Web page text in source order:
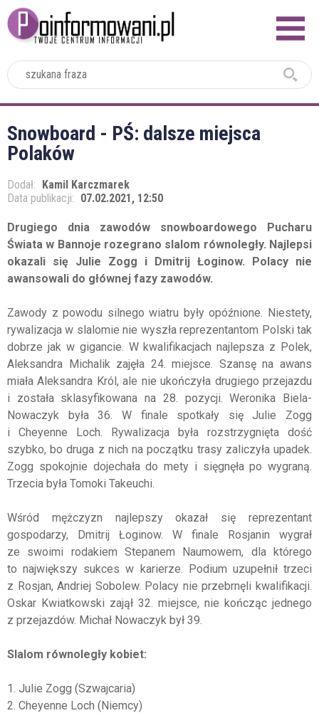
Snowboard - PŚ: dalsze miejsca
Polaków
Dodał: Kamil Karczmarek
Data publikacji: 07.02.2021, 12:50
Drugiego dnia zawodów snowboardowego Pucharu
Świata w Bannoje rozegrano slalom równoległy. Najlepsi
okazali się Julie Zogg i Dmitrij Łoginow. Polacy nie
awansowali do głównej fazy zawodów.
Zawody z powodu silnego wiatru były opóźnione. Niestety,
rywalizacja w slalomie nie wyszła reprezentantom Polski tak
dobrze jak w gigancie. W kwalifikacjach najlepsza z Polek,
Aleksandra Michalik zajęła 24. miejsce. Szansę na awans
miała Aleksandra Król, ale nie ukończyła drugiego przejazdu
i została sklasyfikowana na 28. pozycji. Weronika Biela-
Nowaczyk była 36. W finale spotkały się Julie Zogg
i Cheyenne Loch. Rywalizacja była rozstrzygnięta dość
szybko, bo druga z nich na początku trasy zaliczyła upadek.
Zogg spokojnie dojechała do mety i sięgnęła po wygraną.
Trzecia była Tomoki Takeuchi.
Wśród mężczyzn najlepszy okazał się reprezentant
gospodarzy, Dmitrij Łoginow. W finale Rosjanin wygrał
ze swoimi rodakiem Stepanem Naumowem, dla którego
to największy sukces w karierze. Podium uzupełnił trzeci
z Rosjan, Andriej Sobolew. Polacy nie przebrnęli kwalifikacji.
Oskar Kwiatkowski zajął 32. miejsce, nie kończąc jednego
z przejazdów. Michał Nowaczyk był 39.
Slalom równoległy kobiet:
1. Julie Zogg (Szwajcaria)
2. Cheyenne Loch (Niemcy)